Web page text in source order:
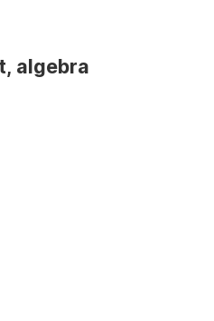
algebra